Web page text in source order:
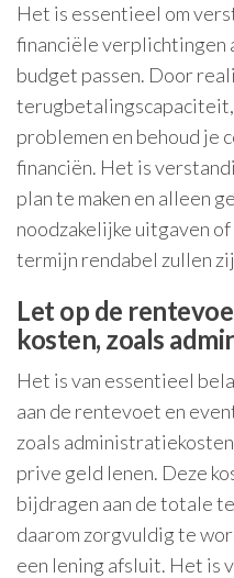
Het is essentieel om
financiële verplichtingen
budget passen. Door
problemen en behoud je
financiën. Het is
plan te maken en alleen
noodzakelijke uitgaven
termijn rendabel zullen
Let op de
kosten, zoals
Het is van essentieel
aan de rentevoet en
zoals
prive geld lenen. Deze
bijdragen aan de totale
daarom zorgvuldig te
een lening afsluit. Het is